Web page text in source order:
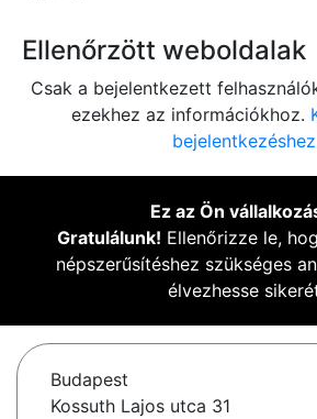
Ellenőrzött weboldalak
Csak a bejelentkezett
ezekhez az információkhoz.
Ez az Ön
Gratulálunk! Ellenőrizze le,
népszerűsítéshez szükséges
élvezhesse
Budapest
Kossuth Lajos utca 31